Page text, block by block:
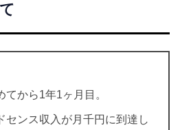
から1年1ヶ月目。
センス収入が月千円に到達し